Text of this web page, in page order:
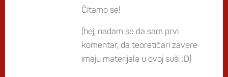
Čitamo se!
(hej, nadam se da sam prvi
komentar, da teoretičari zavere
imaju materijala u ovoj suši :D)